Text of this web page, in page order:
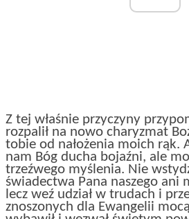
Z tej właśnie przyczyny
rozpalił na nowo charyzmat
tobie od nałożenia moich rąk.
nam Bóg ducha bojaźni, ale
trzeźwego myślenia. Nie
świadectwa Pana naszego ani
lecz weź udział w trudach i
znoszonych dla Ewangelii